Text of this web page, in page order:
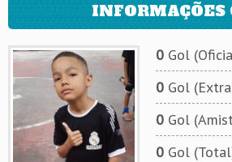
INFORMAÇÕES
0Gol
0Gol
0Gol
0Gol